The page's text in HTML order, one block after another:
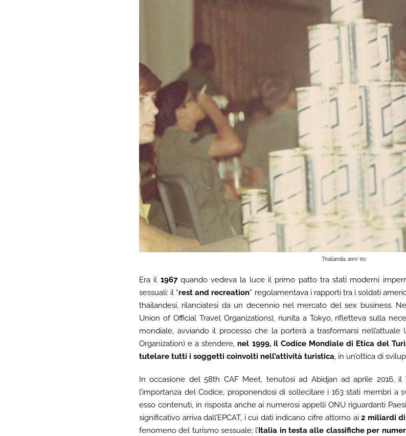
Thailandia, anni ’60
Era il 1967quando vedeva la luce il primo patto tra stati moderni
sessuali: il “rest and recreation” regolamentava i rapporti tra i soldati
thailandesi, rilanciatesi da un decennio nel mercato del sex business.
Union of Official Travel Organizations), riunita a Tokyo, rifletteva sulla
mondiale, avviando il processo che la porterà a trasformarsi nell’attuale
Organization) e a stendere, nel 1999, il Codice Mondiale di Etica del
tutelare tutti i soggetti coinvolti nell’attività turistica, in un’ottica di
In occasione del 58th CAF Meet, tenutosi ad Abidjan ad aprile 2016,
l’importanza del Codice, proponendosi di sollecitare i 163 stati membri a
esso contenuti, in risposta anche ai numerosi appelli ONU riguardanti
significativo arriva dall’EPCAT, i cui dati indicano cifre attorno ai2 miliardi
fenomeno del turismo sessuale; l’Italia in testa alle classifiche per